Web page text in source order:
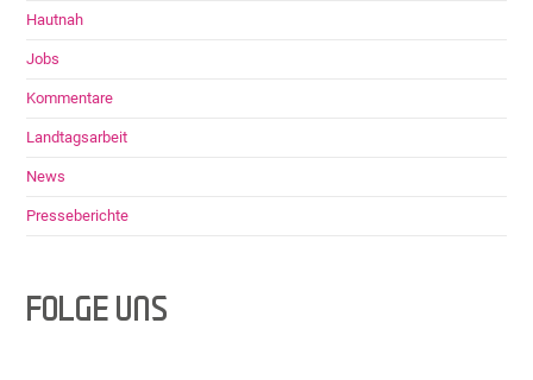
Hautnah
Jobs
Kommentare
Landtagsarbeit
News
Presseberichte
FOLGE UNS